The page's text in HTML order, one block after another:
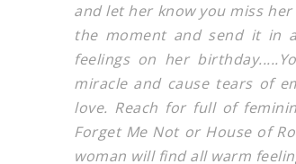
and let her know you miss
the moment and send it in
feelings on her
miracle and cause tears of
love. Reach for full of
Forget Me Not or House of
woman will find all warm